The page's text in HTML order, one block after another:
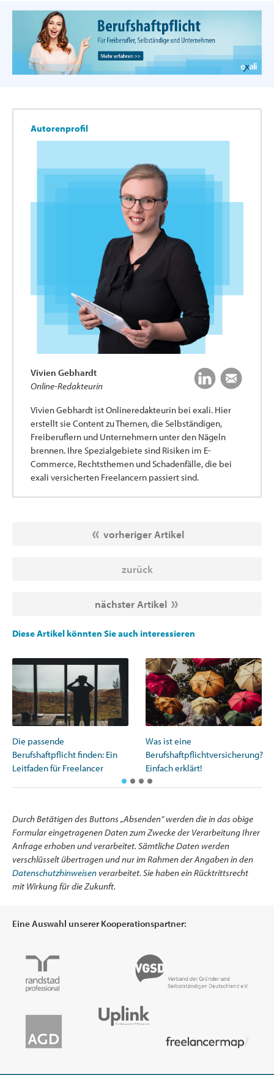
Autorenprofil
Vivien Gebhardt
Online-Redakteurin
Vivien Gebhardt ist Onlineredakteurin bei exali. Hier
erstellt sie Content zu Themen, die Selbständigen,
Freiberuflern und Unternehmern unter den Nägeln
brennen. Ihre Spezialgebiete sind Risiken im E-
Commerce, Rechtsthemen und Schadenfälle, die bei
exali versicherten Freelancern passiert sind.
vorheriger Artikel
zurück
nächster Artikel
Diese Artikel könnten Sie auch interessieren
Die passende
Berufshaftpflicht finden: Ein
Leitfaden für Freelancer
Was ist eine
Berufshaftpflichtversicherung?
Einfach erklärt!
Durch Betätigen des Buttons „Absenden“ werden die in das obige
Formular eingetragenen Daten zum Zwecke der Verarbeitung Ihrer
Anfrage erhoben und verarbeitet. Sämtliche Daten werden
verschlüsselt übertragen und nur im Rahmen der Angaben in den
Datenschutzhinweisenverarbeitet. Sie haben ein Rücktrittsrecht
mit Wirkung für die Zukunft.
Eine Auswahl unserer Kooperationspartner: